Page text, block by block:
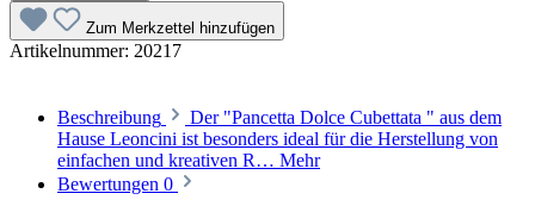
Zum Merkzettel hinzufügen
Artikelnummer: 20217
Beschreibung
Der "Pancetta Dolce Cubettata " aus dem
Hause Leoncini ist besonders ideal für die Herstellung von
einfachen und kreativen R… Mehr
Bewertungen 0